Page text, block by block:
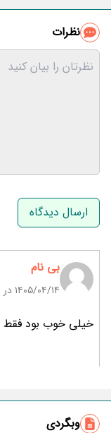
نظرات
نام و نام خانوادگی
ایمیل
بی نام
۱۴۰۵/۰۴/۱۴ در 8:09 ب.ظ
خیلی خوب بود فقط
وبگردی